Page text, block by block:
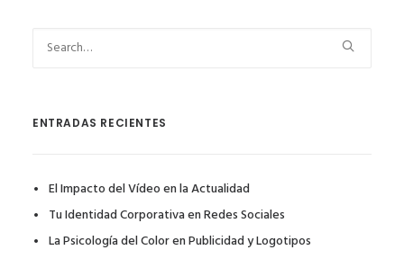
ENTRADAS RECIENTES
El Impacto del Vídeo en la Actualidad
Tu Identidad Corporativa en Redes Sociales
La Psicología del Color en Publicidad y Logotipos